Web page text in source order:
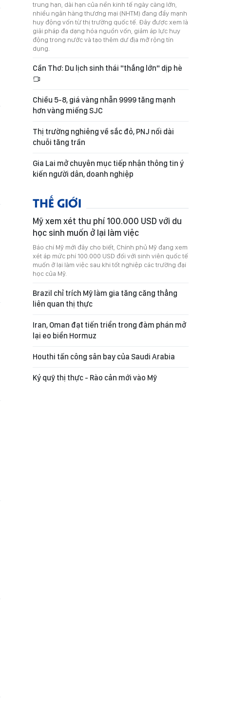
trung hạn, dài hạn của nền kinh tế ngày càng lớn,
nhiều ngân hàng thương mại (NHTM) đang đẩy mạnh
huy động vốn từ thị trường quốc tế. Đây được xem là
giải pháp đa dạng hóa nguồn vốn, giảm áp lực huy
động trong nước và tạo thêm dư địa mở rộng tín
dụng.
Cần Thơ: Du lịch sinh thái "thắng lớn" dịp hè
Chiều 5-8, giá vàng nhẫn 9999 tăng mạnh
hơn vàng miếng SJC
Thị trường nghiêng về sắc đỏ, PNJ nối dài
chuỗi tăng trần
Gia Lai mở chuyên mục tiếp nhận thông tin ý
kiến người dân, doanh nghiệp
THẾ GIỚI
Mỹ xem xét thu phí 100.000 USD với du
học sinh muốn ở lại làm việc
Báo chí Mỹ mới đây cho biết, Chính phủ Mỹ đang xem
xét áp mức phí 100.000 USD đối với sinh viên quốc tế
muốn ở lại làm việc sau khi tốt nghiệp các trường đại
học của Mỹ.
Brazil chỉ trích Mỹ làm gia tăng căng thẳng
liên quan thị thực
Iran, Oman đạt tiến triển trong đàm phán mở
lại eo biển Hormuz
Houthi tấn công sân bay của Saudi Arabia
Ký quỹ thị thực - Rào cản mới vào Mỹ